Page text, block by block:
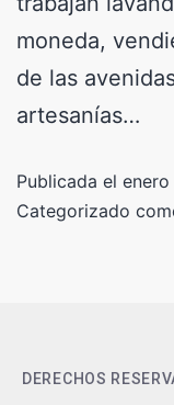
moneda,
de las
artesanías…
Publicada el
Categorizado
DERECHOS